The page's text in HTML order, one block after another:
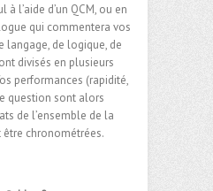
l’aide d’un QCM, ou en
qui commentera vos
langage, de logique, de
divisés en plusieurs
performances (rapidité,
question sont alors
de l’ensemble de la
chronométrées.